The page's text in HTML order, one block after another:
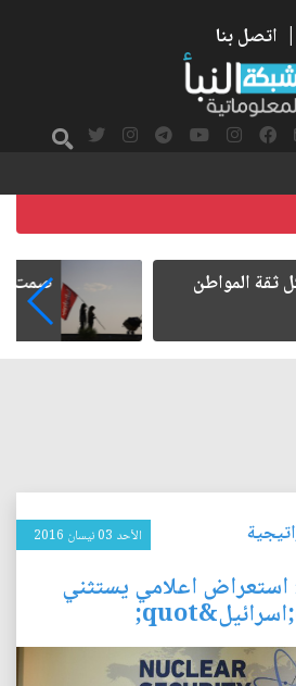
| اتصل بنا
الأربعين
الأحد 03 نيسان 2016
استعراض اعلامي يستثني